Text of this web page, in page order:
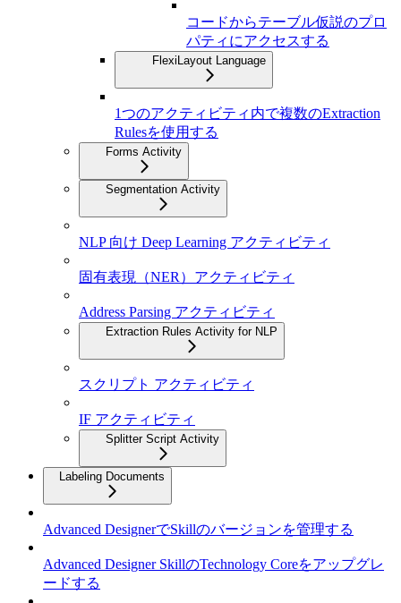
コードからテーブル仮説のプロ
パティにアクセスする
FlexiLayout Language
1つのアクティビティ内で複数のExtraction
Rulesを使用する
Forms Activity
Segmentation Activity
NLP 向け Deep Learning アクティビティ
固有表現（NER）アクティビティ
Address Parsing アクティビティ
Extraction Rules Activity for NLP
スクリプト アクティビティ
IF アクティビティ
Splitter Script Activity
Labeling Documents
Advanced DesignerでSkillのバージョンを管理する
Advanced Designer SkillのTechnology Coreをアップグレ
ードする